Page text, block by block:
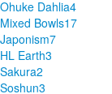
Ohuke Dahlia4
Mixed Bowls17
Japonism7
HL Earth3
Sakura2
Soshun3